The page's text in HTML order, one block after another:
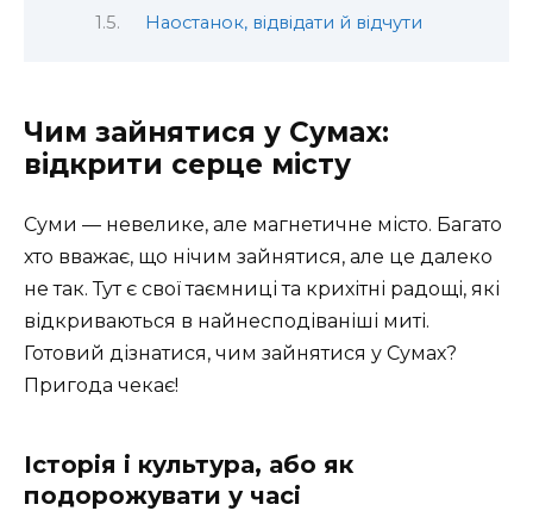
Наостанок, відвідати й відчути
Чим зайнятися у Сумах:
відкрити серце місту
Суми — невелике, але магнетичне місто. Багато
хто вважає, що нічим зайнятися, але це далеко
не так. Тут є свої таємниці та крихітні радощі, які
відкриваються в найнесподіваніші миті.
Готовий дізнатися, чим зайнятися у Сумах?
Пригода чекає!
Історія і культура, або як
подорожувати у часі